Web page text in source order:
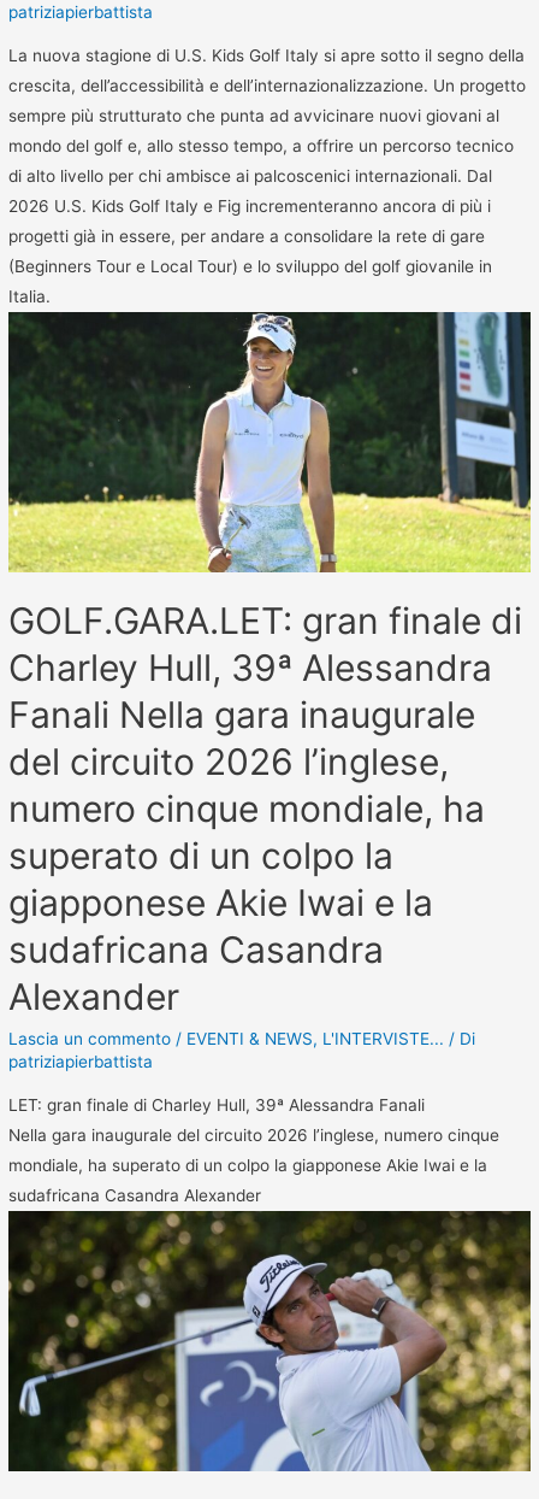
patriziapierbattista
La nuova stagione di U.S. Kids Golf Italy si apre sotto il segno della
crescita, dell’accessibilità e dell’internazionalizzazione. Un progetto
sempre più strutturato che punta ad avvicinare nuovi giovani al
mondo del golf e, allo stesso tempo, a offrire un percorso tecnico
di alto livello per chi ambisce ai palcoscenici internazionali. Dal
2026 U.S. Kids Golf Italy e Fig incrementeranno ancora di più i
progetti già in essere, per andare a consolidare la rete di gare
(Beginners Tour e Local Tour) e lo sviluppo del golf giovanile in
Italia.
GOLF.GARA.LET: gran finale di
Charley Hull, 39ª Alessandra
Fanali Nella gara inaugurale
del circuito 2026 l’inglese,
numero cinque mondiale, ha
superato di un colpo la
giapponese Akie Iwai e la
sudafricana Casandra
Alexander
Lascia un commento / EVENTI & NEWS, L'INTERVISTE... / Di
patriziapierbattista
LET: gran finale di Charley Hull, 39ª Alessandra Fanali
Nella gara inaugurale del circuito 2026 l’inglese, numero cinque
mondiale, ha superato di un colpo la giapponese Akie Iwai e la
sudafricana Casandra Alexander